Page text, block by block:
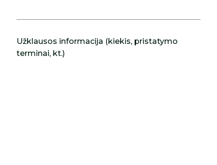
Užklausos informacija (kiekis, pristatymo
terminai, kt.)